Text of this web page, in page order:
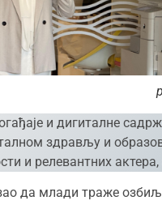
и дигиталне
здрављу и
и релевантних
да млади траже